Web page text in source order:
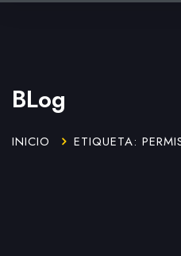
BLog
INICIO ETIQUETA: